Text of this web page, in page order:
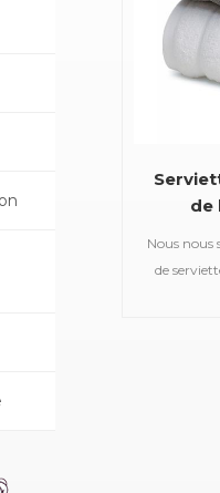
de
Nous nous
de